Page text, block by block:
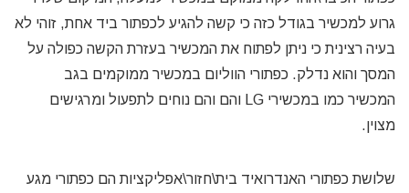
גרוע למכשיר בגודל כזה כי קשה להגיע לכפתור ביד אחת, זוהי לא
בעיה רצינית כי ניתן לפתוח את המכשיר בעזרת הקשה כפולה על
המסך והוא נדלק. כפתורי הווליום במכשיר ממוקמים בגב
המכשיר כמו במכשירי LG והם והם נוחים לתפעול ומרגישים
מצוין.
שלושת כפתורי האנדרואיד בית\חזור\אפליקציות הם כפתורי מגע